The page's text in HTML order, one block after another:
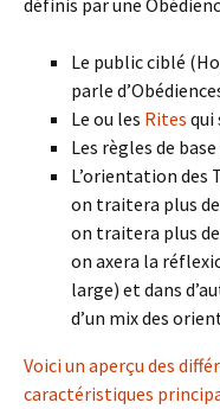
définis par une
Le public ciblé
parle
Le ou les Rites qui
Les règles de
L’orientation des
on traitera plus
on traitera plus
on axera la
large) et dans
d’un mix des
Voici un aperçu des
caractéristiques